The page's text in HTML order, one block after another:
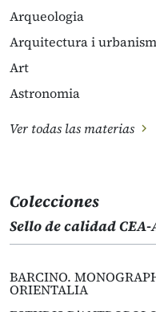
Arqueologia
Arquitectura i
Art
Astronomia
Ver todas las materias
Colecciones
Sello de calidad CEA-
BARCINO.
ORIENTALIA